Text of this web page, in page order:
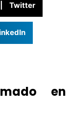
Twitter
en